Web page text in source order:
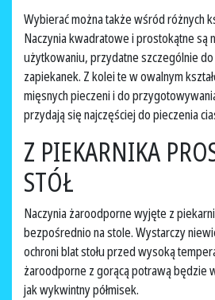
Wybierać można także wśród różnych
Naczynia kwadratowe i prostokątne
użytkowaniu, przydatne szczególnie
zapiekanek. Z kolei te w owalnym
mięsnych pieczeni i do
przydają się najczęściej do pieczenia
Z PIEKARNIKA
STÓŁ
Naczynia żaroodporne wyjęte z
bezpośrednio na stole. Wystarczy
ochroni blat stołu przed wysoką
żaroodporne z gorącą potrawą będzie
jak wykwintny półmisek.